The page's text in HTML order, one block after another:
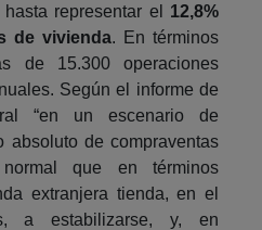
representar el 12,8%
de vivienda. En términos
de 15.300 operaciones
Según el informe de
“en un escenario de
absoluto de compraventas
que en términos
extranjera tienda, en el
a estabilizarse, y, en